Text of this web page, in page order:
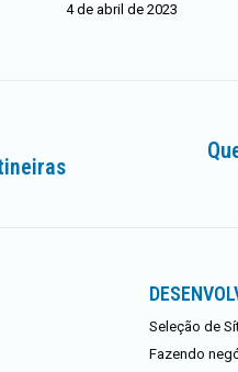
4 de abril de 2023
Próximo
Seleção de
Fazendo